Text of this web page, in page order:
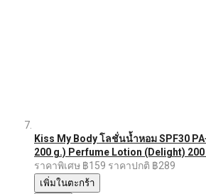
Kiss My Body โลชั่นน้ำหอม SPF30
200 g.) Perfume Lotion (Delight) 200
ราคาพิเศษ ฿159 ราคาปกติ ฿289
เพิ่มในตะกร้า